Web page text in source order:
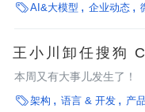
AI&大模型 企业动态
王小川卸任搜狗
35%；被罚 巨款​后
本周又有大事儿发生了！
架构 语言 & 开发 产品